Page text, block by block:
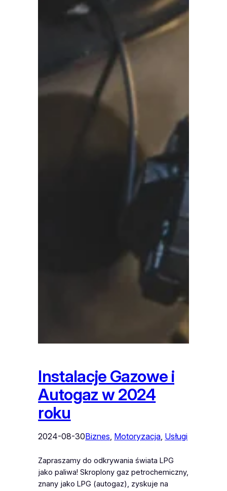
Instalacje Gazowe i
Autogaz w 2024
roku
2024-08-30Biznes, Motoryzacja, Usługi
Zapraszamy do odkrywania świata LPG
jako paliwa! Skroplony gaz petrochemiczny,
znany jako LPG (autogaz), zyskuje na